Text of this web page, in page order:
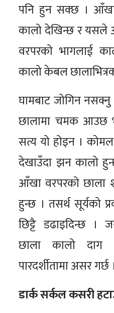
पनि हुन सक्छ ।
कालो देखिन्छ र
वरपरको भागलाई
कालो केबल
घामबाट जोगिन नसक्नु
छालामा चमक आउछ
सत्य यो होइन ।
देखाउँदा झन कालो
आँखा वरपरको छाला
हुन्छ । तसर्थ सूर्यको
छिट्टै डढाइदिन्छ ।
छाला कालो दाग
पारदर्शीतामा असर गर्छ ।
डार्क सर्कल कसरी